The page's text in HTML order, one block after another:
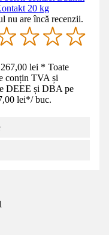
20 kg
nu are încă recenzii.
lei * Toate
conțin TVA și
DEEE și DBA pe
lei*/ buc.